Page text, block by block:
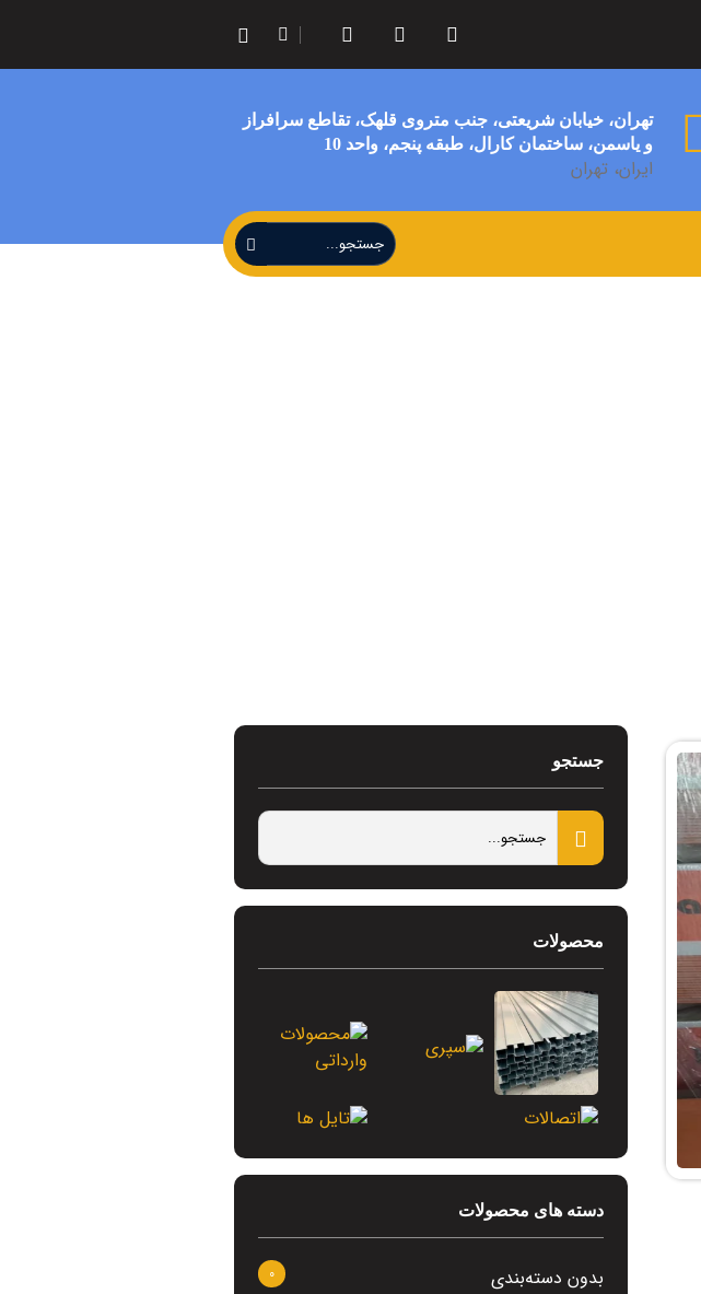
تهران، خیابان شریعتی، جنب متروی قلهک، تقاطع سرافراز
و یاسمن، ساختمان کارال، طبقه پنجم، واحد 10
ایران، تهران
جستجو
محصولات
دسته های محصولات
بدون دسته‌بندی 0